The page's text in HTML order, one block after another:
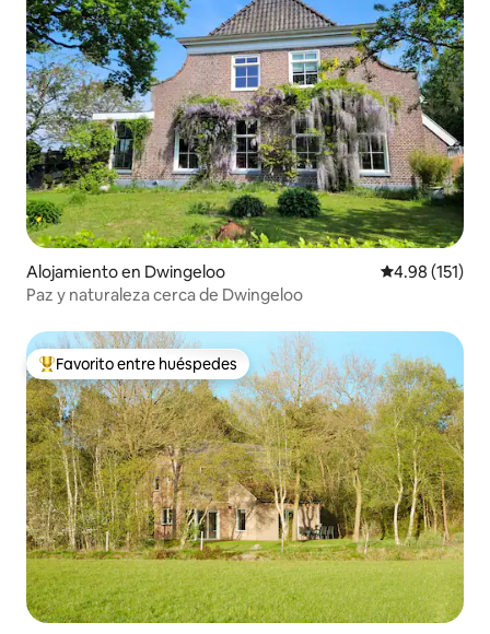
Alojamiento en Dwingeloo Calificación
4.98 (151)
Paz y naturaleza cerca de Dwingeloo
Favorito entre huéspedes preferido
Favorito entre huéspedes